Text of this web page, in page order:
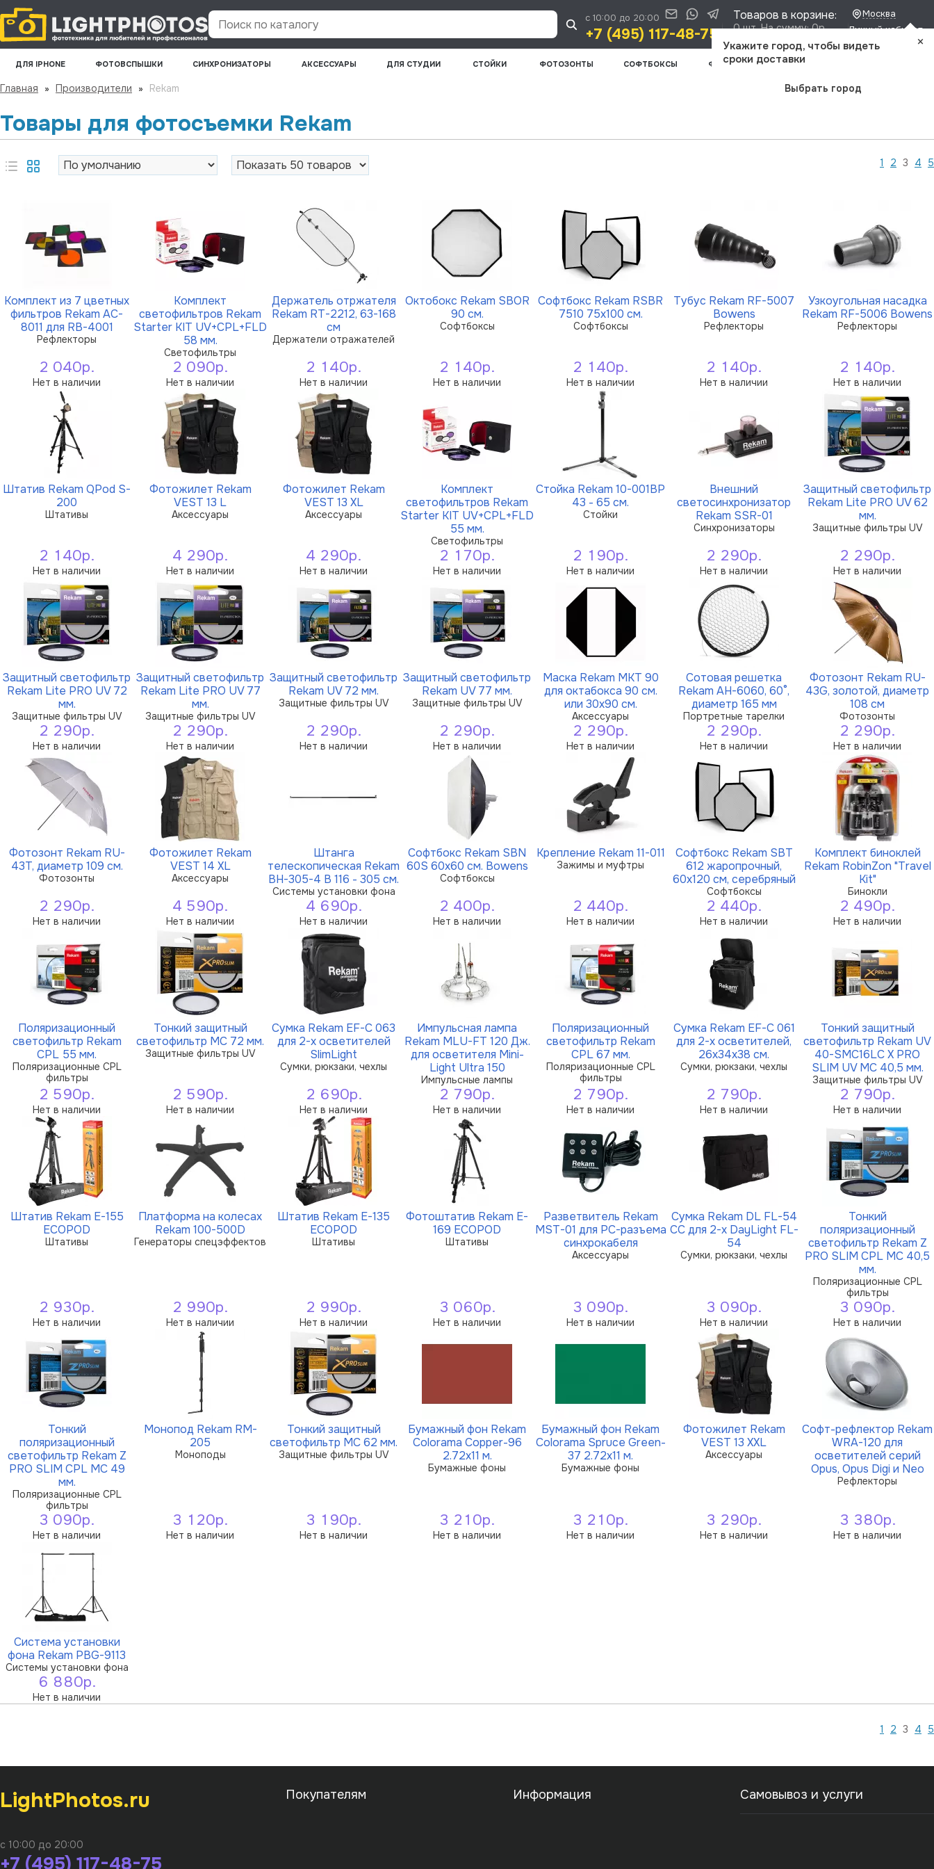
Поиск по каталогу
Москва
Укажите город, чтобы видеть
сроки доставки
Выбрать город
×
Личный кабинет
Доставка и оплата
Товаров в корзине:
0 шт. На сумму: 0р.
с 10:00 до 20:00
+7 (495) 117-48-75
ДЛЯ IPHONE ФОТОВСПЫШКИ СИНХРОНИЗАТОРЫ АКСЕССУАРЫ ДЛЯ СТУДИИ СТОЙКИ ФОТОЗОНТЫ СОФТБОКСЫ ФОТООПТИКА ШТАТИВЫ
Главная » Производители » Rekam
Товары для фотосъемки Rekam
1 2 3 4 5
Комплект из 7 цветных
фильтров Rekam AC-
8011 для RB-4001
Рефлекторы
2 040р.
Нет в наличии
Комплект
светофильтров Rekam
Starter KIT UV+CPL+FLD
58 мм.
Светофильтры
2 090р.
Нет в наличии
Держатель отржателя
Rekam RT-2212, 63-168
см
Держатели отражателей
2 140р.
Нет в наличии
Октобокс Rekam SBOR
90 см.
Софтбоксы
2 140р.
Нет в наличии
Софтбокс Rekam RSBR
7510 75х100 см.
Софтбоксы
2 140р.
Нет в наличии
Тубус Rekam RF-5007
Bowens
Рефлекторы
2 140р.
Нет в наличии
Узкоугольная насадка
Rekam RF-5006 Bowens
Рефлекторы
2 140р.
Нет в наличии
Штатив Rekam QPod S-
200
Штативы
2 140р.
Нет в наличии
Фотожилет Rekam
VEST 13 L
Аксессуары
4 290р.
Нет в наличии
Фотожилет Rekam
VEST 13 XL
Аксессуары
4 290р.
Нет в наличии
Комплект
светофильтров Rekam
Starter KIT UV+CPL+FLD
55 мм.
Светофильтры
2 170р.
Нет в наличии
Стойка Rekam 10-001BP
43 - 65 см.
Стойки
2 190р.
Нет в наличии
Внешний
светосинхронизатор
Rekam SSR-01
Синхронизаторы
2 290р.
Нет в наличии
Защитный светофильтр
Rekam Lite PRO UV 62
мм.
Защитные фильтры UV
2 290р.
Нет в наличии
Защитный светофильтр
Rekam Lite PRO UV 72
мм.
Защитные фильтры UV
2 290р.
Нет в наличии
Защитный светофильтр
Rekam Lite PRO UV 77
мм.
Защитные фильтры UV
2 290р.
Нет в наличии
Защитный светофильтр
Rekam UV 72 мм.
Защитные фильтры UV
2 290р.
Нет в наличии
Защитный светофильтр
Rekam UV 77 мм.
Защитные фильтры UV
2 290р.
Нет в наличии
Маска Rekam MKT 90
для октабокса 90 см.
или 30х90 см.
Аксессуары
2 290р.
Нет в наличии
Сотовая решетка
Rekam AH-6060, 60°,
диаметр 165 мм
Портретные тарелки
2 290р.
Нет в наличии
Фотозонт Rekam RU-
43G, золотой, диаметр
108 см
Фотозонты
2 290р.
Нет в наличии
Фотозонт Rekam RU-
43T, диаметр 109 см.
Фотозонты
2 290р.
Нет в наличии
Фотожилет Rekam
VEST 14 XL
Аксессуары
4 590р.
Нет в наличии
Штанга
телескопическая Rekam
BH-305-4 B 116 - 305 см.
Системы установки фона
4 690р.
Нет в наличии
Софтбокс Rekam SBN
60S 60х60 см. Bowens
Софтбоксы
2 400р.
Нет в наличии
Крепление Rekam 11-011
Зажимы и муфтры
2 440р.
Нет в наличии
Софтбокс Rekam SBT
612 жаропрочный,
60х120 см, серебряный
Софтбоксы
2 440р.
Нет в наличии
Комплект биноклей
Rekam RobinZon "Travel
Kit"
Бинокли
2 490р.
Нет в наличии
Поляризационный
светофильтр Rekam
CPL 55 мм.
Поляризационные CPL
фильтры
2 590р.
Нет в наличии
Тонкий защитный
светофильтр MC 72 мм.
Защитные фильтры UV
2 590р.
Нет в наличии
Сумка Rekam EF-C 063
для 2-х осветителей
SlimLight
Сумки, рюкзаки, чехлы
2 690р.
Нет в наличии
Импульсная лампа
Rekam MLU-FT 120 Дж.
для осветителя Mini-
Light Ultra 150
Импульсные лампы
2 790р.
Нет в наличии
Поляризационный
светофильтр Rekam
CPL 67 мм.
Поляризационные CPL
фильтры
2 790р.
Нет в наличии
Сумка Rekam EF-C 061
для 2-х осветителей,
26х34х38 см.
Сумки, рюкзаки, чехлы
2 790р.
Нет в наличии
Тонкий защитный
светофильтр Rekam UV
40-SMC16LC X PRO
SLIM UV MC 40,5 мм.
Защитные фильтры UV
2 790р.
Нет в наличии
Штатив Rekam E-155
ECOPOD
Штативы
2 930р.
Нет в наличии
Платформа на колесах
Rekam 100-500D
Генераторы спецэффектов
2 990р.
Нет в наличии
Штатив Rekam E-135
ECOPOD
Штативы
2 990р.
Нет в наличии
Фотоштатив Rekam E-
169 ECOPOD
Штативы
3 060р.
Нет в наличии
Разветвитель Rekam
MST-01 для PC-разъема
синхрокабеля
Аксессуары
3 090р.
Нет в наличии
Сумка Rekam DL FL-54
CC для 2-х DayLight FL-
54
Сумки, рюкзаки, чехлы
3 090р.
Нет в наличии
Тонкий
поляризационный
светофильтр Rekam Z
PRO SLIM CPL MC 40,5
мм.
Поляризационные CPL
фильтры
3 090р.
Нет в наличии
Тонкий
поляризационный
светофильтр Rekam Z
PRO SLIM CPL MC 49
мм.
Поляризационные CPL
фильтры
3 090р.
Нет в наличии
Монопод Rekam RM-
205
Моноподы
3 120р.
Нет в наличии
Тонкий защитный
светофильтр MC 62 мм.
Защитные фильтры UV
3 190р.
Нет в наличии
Бумажный фон Rekam
Colorama Copper-96
2.72x11 м.
Бумажные фоны
3 210р.
Нет в наличии
Бумажный фон Rekam
Colorama Spruce Green-
37 2.72x11 м.
Бумажные фоны
3 210р.
Нет в наличии
Фотожилет Rekam
VEST 13 XXL
Аксессуары
3 290р.
Нет в наличии
Софт-рефлектор Rekam
WRA-120 для
осветителей серий
Opus, Opus Digi и Neo
Рефлекторы
3 380р.
Нет в наличии
Система установки
фона Rekam PBG-9113
Системы установки фона
6 880р.
Нет в наличии
1 2 3 4 5
LightPhotos.ru
с 10:00 до 20:00
+7 (495) 117-48-75
Покупателям Информация Самовывоз и услуги